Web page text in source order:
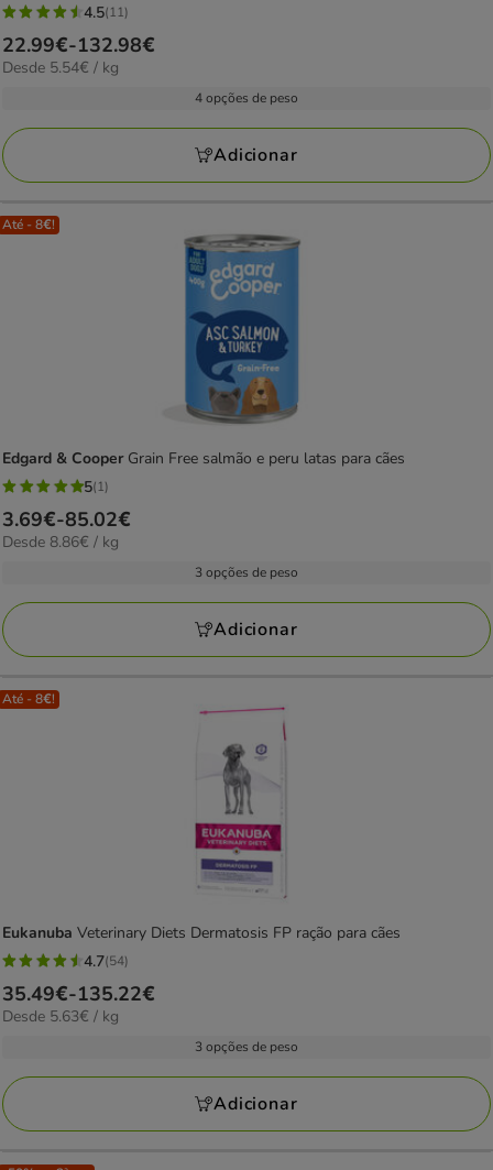
4.5
estrelas
com
avaliações
4.5(11)
Preço
de
132.98€
22.99€-132.98€
5.54€
Desde 5.54€ / kg
4 opções de peso
Adicionar
Até - 8€!
Edgard & Cooper Grain Free salmão e peru latas para cães
5
estrelas
com
avaliações
5(1)
Preço
de
85.02€
3.69€-85.02€
8.86€
Desde 8.86€ / kg
3 opções de peso
Adicionar
Até - 8€!
Eukanuba Veterinary Diets Dermatosis FP ração para cães
4.7
estrelas
com
avaliações
4.7(54)
Preço
de
135.22€
35.49€-135.22€
5.63€
Desde 5.63€ / kg
3 opções de peso
Adicionar